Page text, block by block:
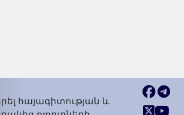
հայագիտության և